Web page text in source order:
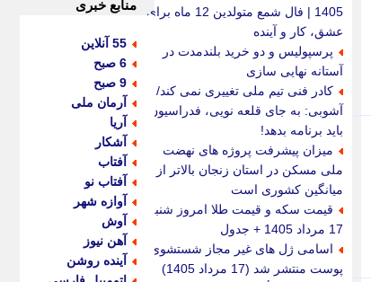
1405 | فال شمع متولدین 12 ماه برای
عشق، کار و آینده
پرسپولیس و دو خرید بلندمدت در
آستانه نهایی سازی
کادر فنی تیم ملی تغییری نمی کند/
آشوبی: به جای قلعه نویی، فدراسیون
باید برنامه بدهد!
میزان پیشرفت پروژه های نهضت
ملی مسکن در استان زنجان بالاتر از
میانگین کشوری است
قیمت سکه و قیمت طلا امروز شنبه
17 مرداد 1405 + جدول
اسامی ژل های غیر مجاز شستشوی
پوست منتشر شد (17 مرداد 1405)
منابع خبری
55 آنلاین
6 صبح
9 صبح
آرمان ملی
آریا
آشکار
آفتاب
آفتاب نو
آوازه شهر
آوش
آهن نیوز
آینده روشن